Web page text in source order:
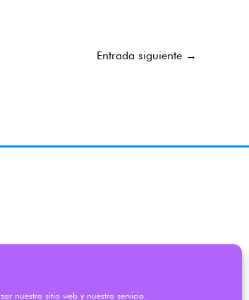
nuestro sitio web y nuestro servicio.
Entrada siguiente →